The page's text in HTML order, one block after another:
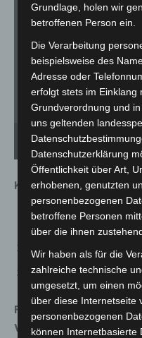
Gold in der Teamwertung für das
Florian Hary gratuliert Fachfrau für
Lena Gloistein, Köchin Rika Többen
DEHOGA/Jan Schwarberg
Köche:
Clemens Schäftlein,
Johannes Hehl, Mast-
Ludwig Besse, The
Fachleute für
Grundlage, holen wir
betroffenen Person ein.
Die Verarbeitung
beispielsweise des
Adresse oder
erfolgt stets im Einklang
Grundverordnung und
uns geltenden
Datenschutzerklärung
Öffentlichkeit über Art,
erhobenen, genutzten
personenbezogenen
betroffene Personen
über die ihnen
Wir haben als für die
zahlreiche technische
umgesetzt, um einen
über diese Internetseite
personenbezogenen
können Internetbasierte